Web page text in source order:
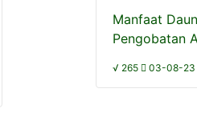
Manfaat
Pengobatan
√ 265 03-08-23